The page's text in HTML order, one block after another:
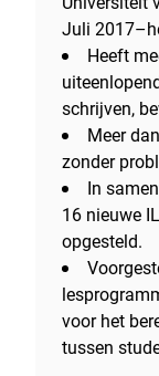
Juli
Heeft
schrijven,
Meer
zonder
In
16 nieuwe
opgesteld.
voor het
tussen